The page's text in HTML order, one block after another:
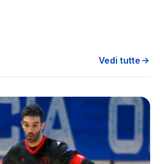
Vedi tutte